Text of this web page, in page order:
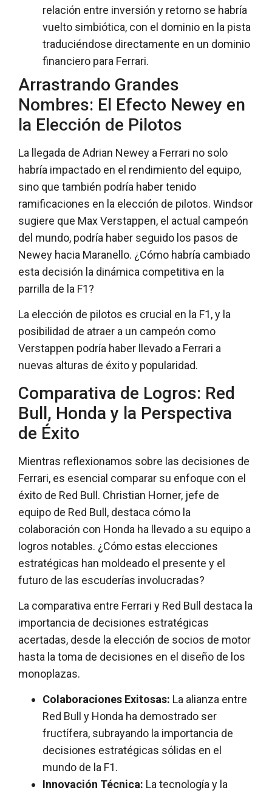
relación entre inversión y retorno se habría
vuelto simbiótica, con el dominio en la pista
traduciéndose directamente en un dominio
financiero para Ferrari.
Arrastrando Grandes
Nombres: El Efecto Newey en
la Elección de Pilotos
La llegada de Adrian Newey a Ferrari no solo
habría impactado en el rendimiento del equipo,
sino que también podría haber tenido
ramificaciones en la elección de pilotos. Windsor
sugiere que Max Verstappen, el actual campeón
del mundo, podría haber seguido los pasos de
Newey hacia Maranello. ¿Cómo habría cambiado
esta decisión la dinámica competitiva en la
parrilla de la F1?
La elección de pilotos es crucial en la F1, y la
posibilidad de atraer a un campeón como
Verstappen podría haber llevado a Ferrari a
nuevas alturas de éxito y popularidad.
Comparativa de Logros: Red
Bull, Honda y la Perspectiva
de Éxito
Mientras reflexionamos sobre las decisiones de
Ferrari, es esencial comparar su enfoque con el
éxito de Red Bull. Christian Horner, jefe de
equipo de Red Bull, destaca cómo la
colaboración con Honda ha llevado a su equipo a
logros notables. ¿Cómo estas elecciones
estratégicas han moldeado el presente y el
futuro de las escuderías involucradas?
La comparativa entre Ferrari y Red Bull destaca la
importancia de decisiones estratégicas
acertadas, desde la elección de socios de motor
hasta la toma de decisiones en el diseño de los
monoplazas.
Colaboraciones Exitosas: La alianza entre
Red Bull y Honda ha demostrado ser
fructífera, subrayando la importancia de
decisiones estratégicas sólidas en el
mundo de la F1.
Innovación Técnica: La tecnología y la